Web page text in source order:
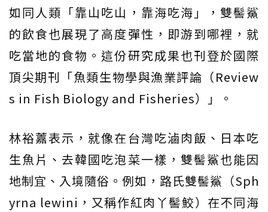
如同人類「靠山吃山，靠海吃海」，雙髻鯊
的飲食也展現了高度彈性，即游到哪裡，就
吃當地的食物。這份研究成果也刊登於國際
頂尖期刊「魚類生物學與漁業評論（Review
s in Fish Biology and Fisheries）」。
林裕䕒表示，就像在台灣吃滷肉飯、日本吃
生魚片、去韓國吃泡菜一樣，雙髻鯊也能因
地制宜、入境隨俗。例如，路氏雙髻鯊（Sph
yrna lewini，又稱作紅肉丫髻鮫）在不同海